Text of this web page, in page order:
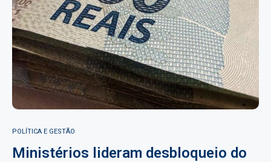
POLÍTICA E GESTÃO
Ministérios lideram desbloqueio do